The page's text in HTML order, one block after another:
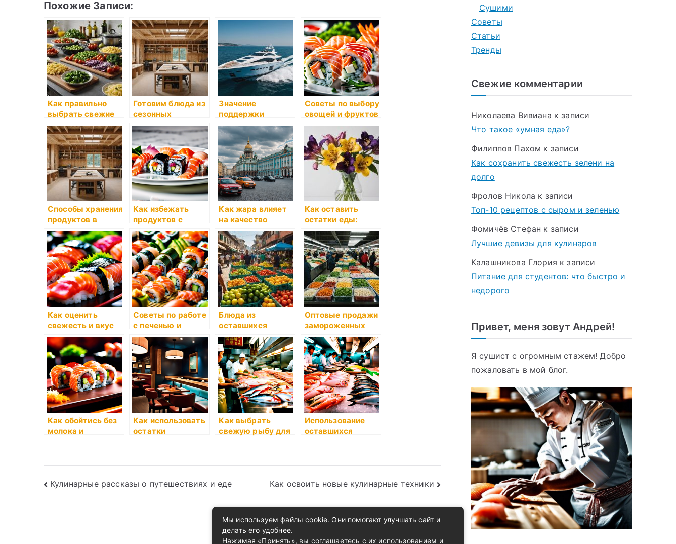
Похожие Записи:
Как правильно
выбрать свежие
продукты
Готовим блюда из
сезонных
продуктов
Значение
поддержки
местных
производителей
продуктов
Советы по выбору
овощей и фруктов
в магазине
Способы хранения
продуктов в
холодильнике
Как избежать
продуктов с
консервантами
Как жара влияет
на качество
продуктов
Как оставить
остатки еды:
полезные методы
Как оценить
свежесть и вкус
импортной рыбы
для суши?
Советы по работе
с печенью и
мясом
Блюда из
оставшихся
продуктов
Оптовые продажи
замороженных
продуктов: Как
выбрать
надежного
поставщика
Как обойтись без
молока и
Как использовать
остатки
Как выбрать
свежую рыбу для
Использование
оставшихся
Навигация
по
Кулинарные рассказы о путешествиях и еде Как освоить новые кулинарные техники
Сушими
Советы
Статьи
Тренды
Свежие комментарии
Николаева Вивиана к записи
Что такое «умная еда»?
Филиппов Пахом к записи
Как сохранить свежесть зелени на
долго
Фролов Никола к записи
Топ-10 рецептов с сыром и зеленью
Фомичёв Стефан к записи
Лучшие девизы для кулинаров
Калашникова Глория к записи
Питание для студентов: что быстро и
недорого
Привет, меня зовут Андрей!
Я сушист с огромным стажем! Добро
пожаловать в мой блог.
Мы используем файлы cookie. Они помогают улучшать сайт и
делать его удобнее.
Нажимая «Принять», вы соглашаетесь с их использованием и